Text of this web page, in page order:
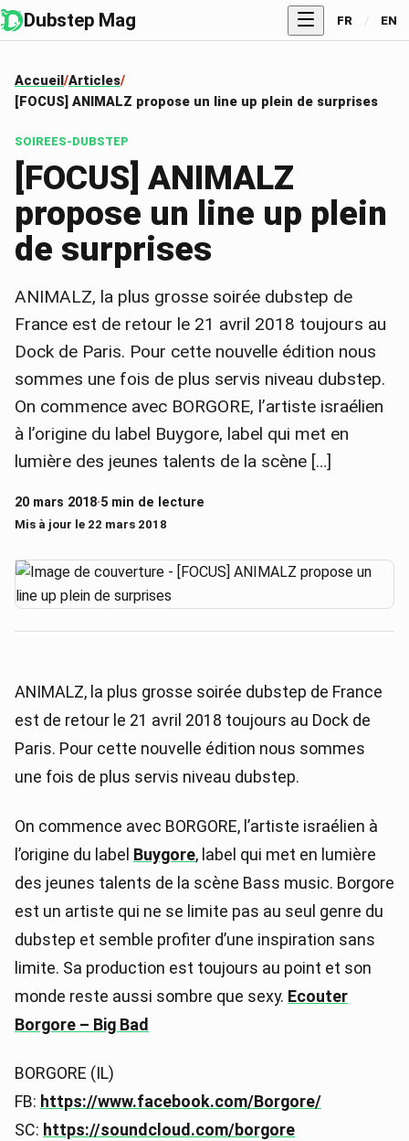
Dubstep Mag FR / EN
Accueil Articles
[FOCUS] ANIMALZ propose un line up plein de surprises
SOIREES-DUBSTEP
[FOCUS] ANIMALZ
propose un line up plein
de surprises
ANIMALZ, la plus grosse soirée dubstep de
France est de retour le 21 avril 2018 toujours au
Dock de Paris. Pour cette nouvelle édition nous
sommes une fois de plus servis niveau dubstep.
On commence avec BORGORE, l’artiste israélien
à l’origine du label Buygore, label qui met en
lumière des jeunes talents de la scène […]
20 mars 2018·5 min de lecture
Mis à jour le 22 mars 2018
ANIMALZ, la plus grosse soirée dubstep de France
est de retour le 21 avril 2018 toujours au Dock de
Paris. Pour cette nouvelle édition nous sommes
une fois de plus servis niveau dubstep.
On commence avec BORGORE, l’artiste israélien à
l’origine du label Buygore, label qui met en lumière
des jeunes talents de la scène Bass music. Borgore
est un artiste qui ne se limite pas au seul genre du
dubstep et semble profiter d’une inspiration sans
limite. Sa production est toujours au point et son
monde reste aussi sombre que sexy. Ecouter
Borgore – Big Bad
BORGORE (IL)
FB: https://www.facebook.com/Borgore/
SC: https://soundcloud.com/borgore